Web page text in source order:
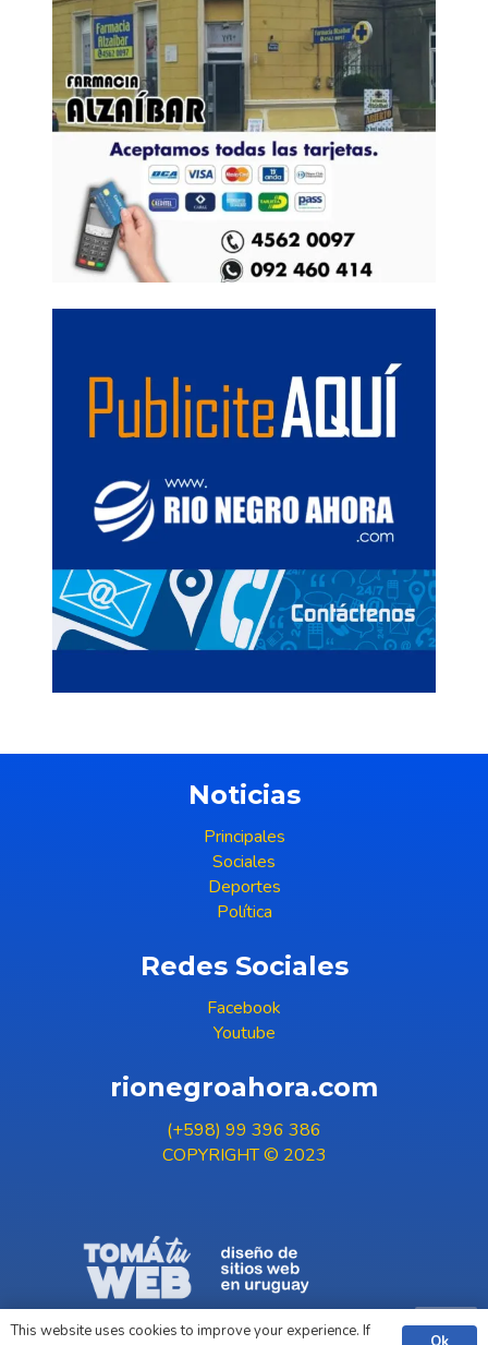
Noticias
Principales
Sociales
Deportes
Política
Redes Sociales
Facebook
Youtube
rionegroahora.com
(+598) 99 396 386
COPYRIGHT © 2023
This website uses cookies to improve your experience. If